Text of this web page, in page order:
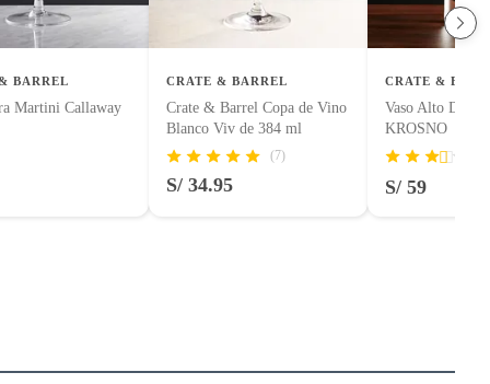
BARREL
Martini Callaway
CRATE & BARREL
Crate & Barrel Copa de Vino
Blanco Viv de 384 ml
(7)
S/ 34.95
CRATE &
Vaso Alto
KROSNO
S/ 59